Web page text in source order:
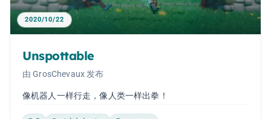
2020/10/22
Unspottable
由 GrosChevaux 发布
像机器人一样行走，像人类一样出拳！